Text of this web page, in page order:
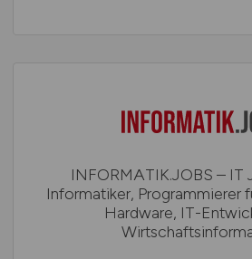
INFORMATIK.JOBS – IT
Informatiker, Programmierer
Hardware, IT-